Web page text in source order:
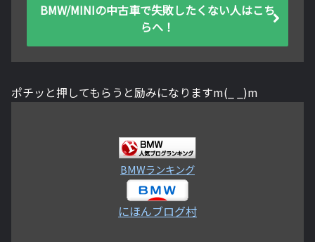
BMW/MINIの中古車で失敗したくない人はこち
らへ！
ポチッと押してもらうと励みになりますm(_ _)m
BMWランキング
にほんブログ村